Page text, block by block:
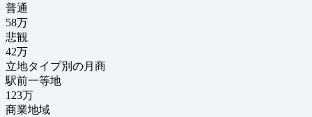
普通
58万
悲観
42万
立地タイプ別の月商
駅前一等地
123万
商業地域